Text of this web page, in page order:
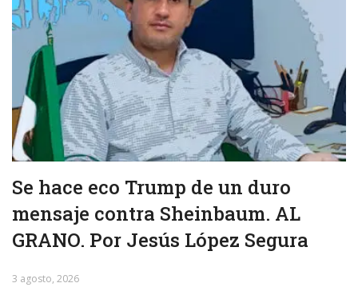
Se hace eco Trump de un duro
mensaje contra Sheinbaum. AL
GRANO. Por Jesús López Segura
3 agosto, 2026